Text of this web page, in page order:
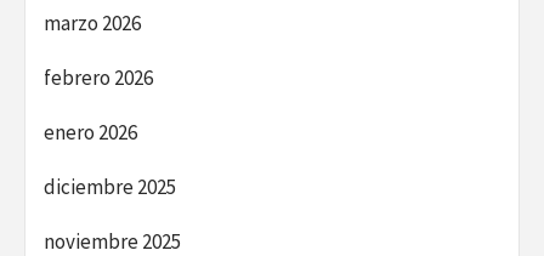
marzo 2026
febrero 2026
enero 2026
diciembre 2025
noviembre 2025